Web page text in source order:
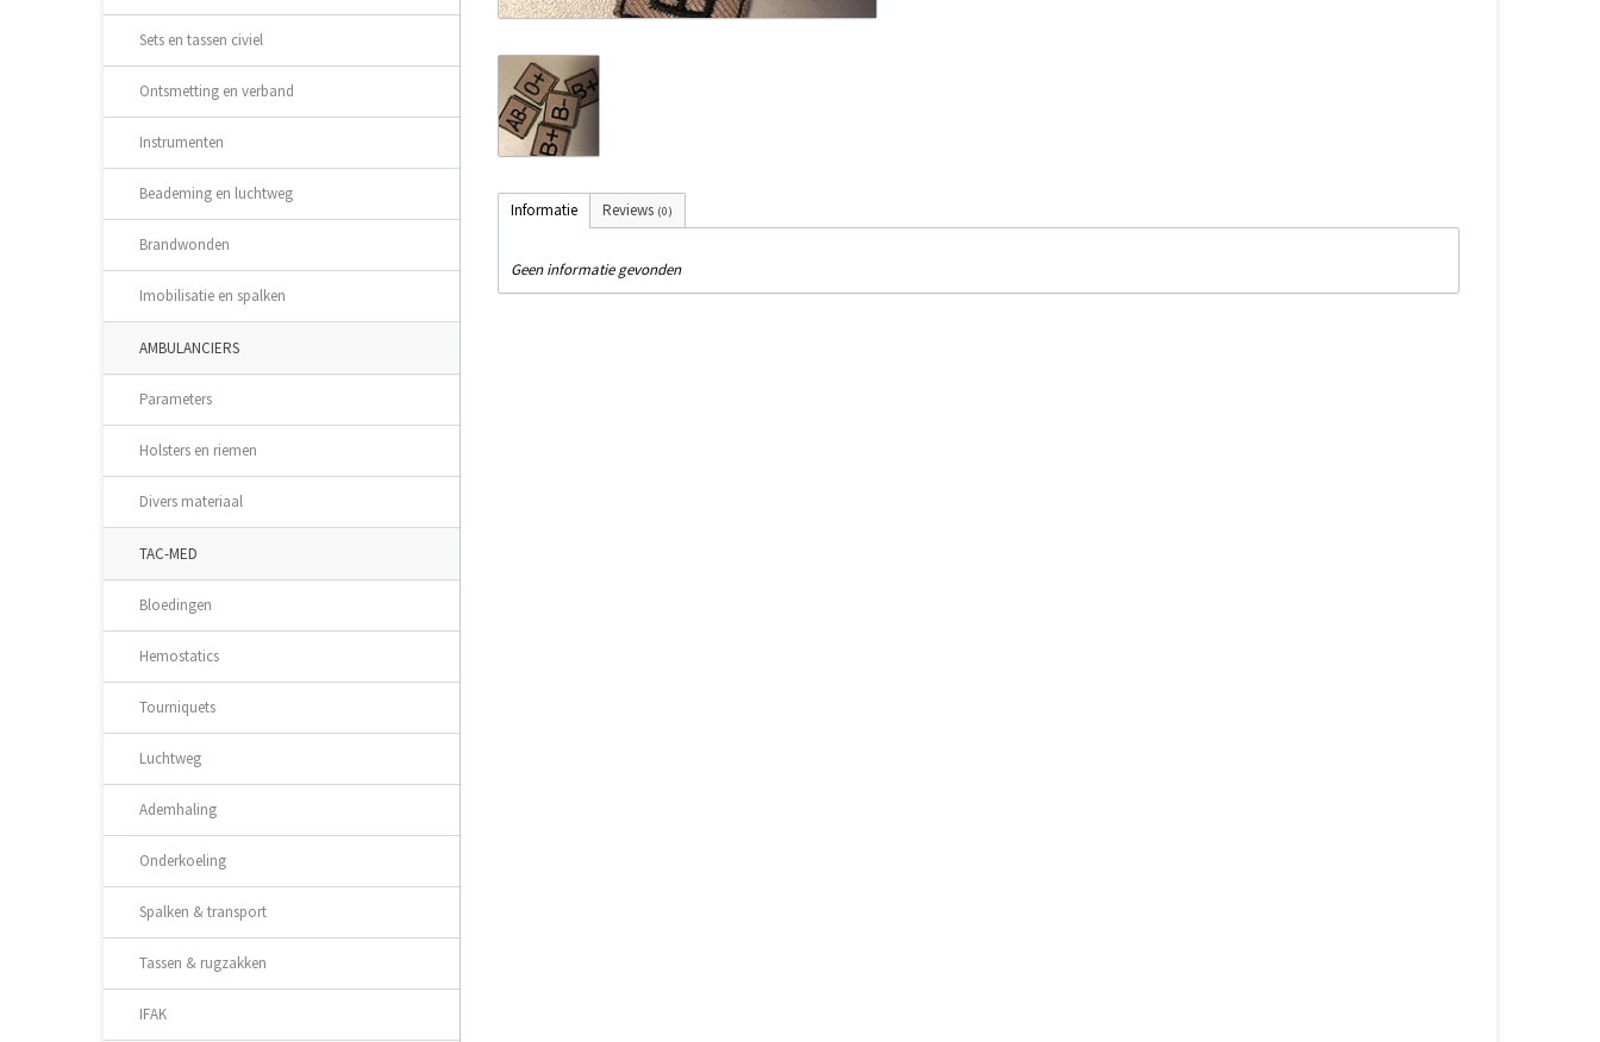
Sets en tassen civiel
Ontsmetting en verband
Instrumenten
Beademing en luchtweg
Brandwonden
Imobilisatie en spalken
AMBULANCIERS
Parameters
Holsters en riemen
Divers materiaal
TAC-MED
Bloedingen
Hemostatics
Tourniquets
Luchtweg
Ademhaling
Onderkoeling
Spalken & transport
Tassen & rugzakken
IFAK
Informatie Reviews (0)
Geen informatie gevonden